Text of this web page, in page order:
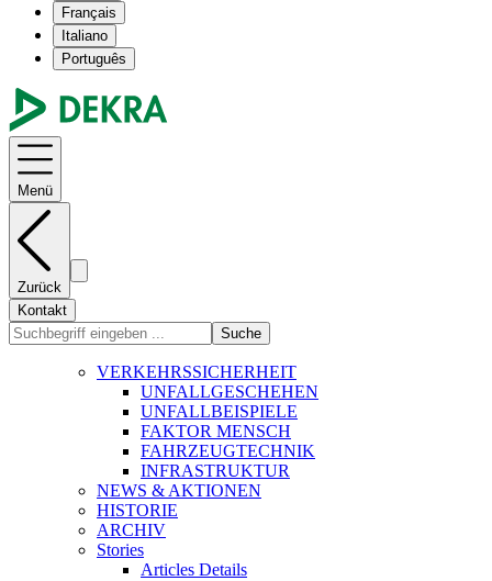
Français
Italiano
Português
Menü
Zurück
Kontakt
Suche
VERKEHRSSICHERHEIT
UNFALLGESCHEHEN
UNFALLBEISPIELE
FAKTOR MENSCH
FAHRZEUGTECHNIK
INFRASTRUKTUR
NEWS & AKTIONEN
HISTORIE
ARCHIV
Stories
Articles Details